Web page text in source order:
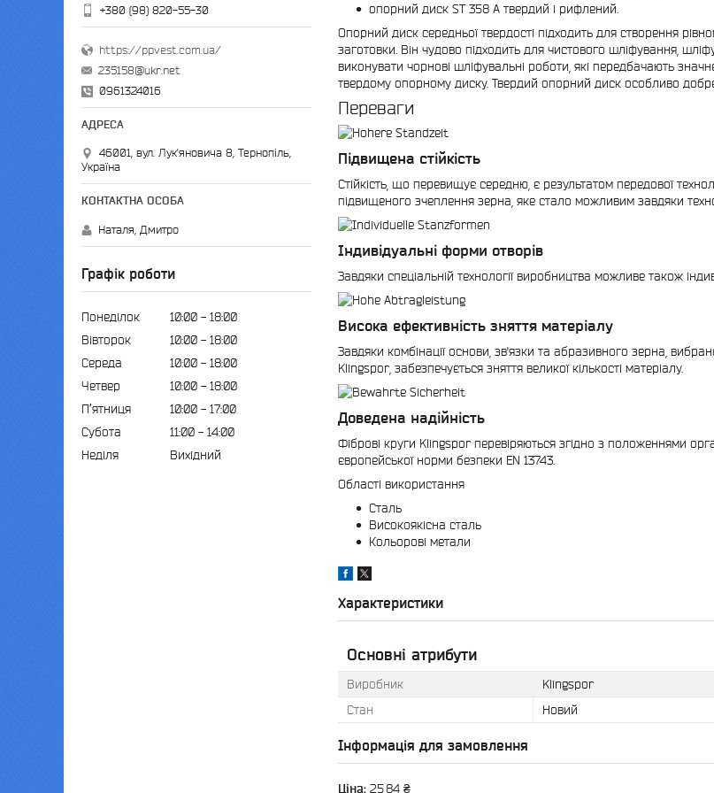
опорний диск ST 358 A твердий і рифлений.
Опорний диск середньої твердості підходить для створення
заготовки. Він чудово підходить для чистового шліфування,
виконувати чорнові шліфувальні роботи, які передбачають
твердому опорному диску. Твердий опорний диск особливо
Переваги
Підвищена стійкість
Стійкість, що перевищує середню, є результатом передової
підвищеного зчеплення зерна, яке стало можливим завдяки
Індивідуальні форми отворів
Завдяки спеціальній технології виробництва можливе також
Висока ефективність зняття матеріалу
Завдяки комбінації основи, зв'язки та абразивного зерна,
Klingspor, забезпечується зняття великої кількості матеріалу.
Доведена надійність
Фіброві круги Klingspor перевіряються згідно з положеннями
європейської норми безпеки EN 13743.
Області використання
Сталь
Високоякісна сталь
Кольорові метали
Характеристики
Основні атрибути
Виробник
Klingspor
Стан
Новий
Інформація для замовлення
Ціна: 25,84 ₴
+380 (98) 820-55-30
https://ppvest.com.ua/
235158@ukr.net
0961324016
46001, вул. Лук'яновича 8, Тернопіль,
Україна
Наталя, Дмитро
Графік роботи
Понеділок 10:00
18:00
Вівторок
10:00
18:00
Середа
10:00
18:00
Четвер
10:00
18:00
Пʼятниця
10:00
17:00
Субота
11:00
14:00
Неділя
Вихідний